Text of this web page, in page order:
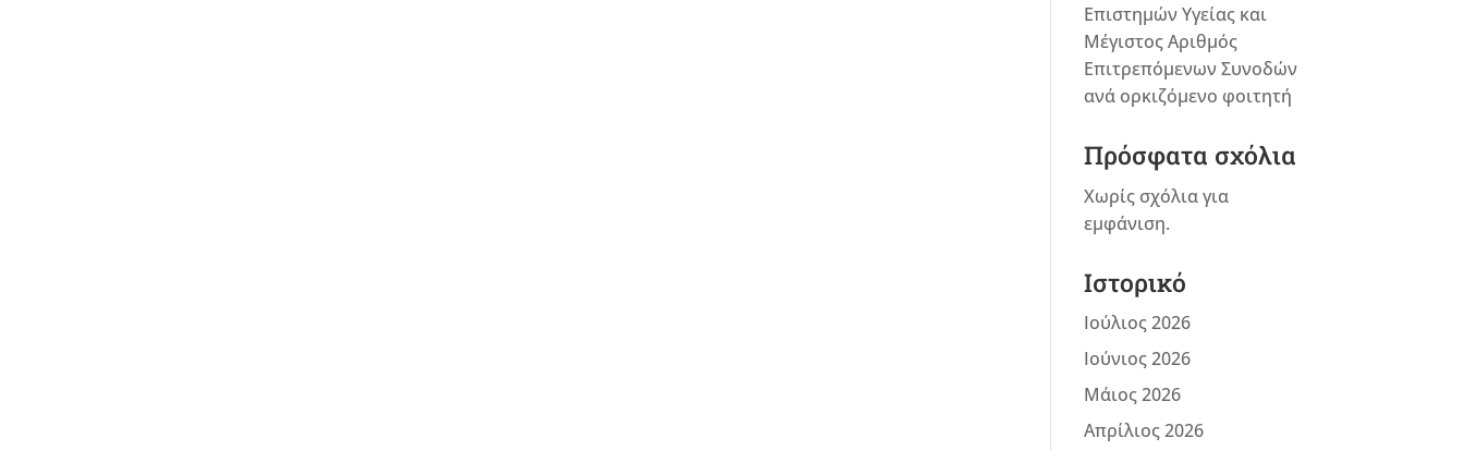
Επιστημών Υγείας και
Μέγιστος Αριθμός
Επιτρεπόμενων Συνοδών
ανά ορκιζόμενο φοιτητή
Πρόσφατα σχόλια
Χωρίς σχόλια για
εμφάνιση.
Ιστορικό
Ιούλιος 2026
Ιούνιος 2026
Μάιος 2026
Απρίλιος 2026